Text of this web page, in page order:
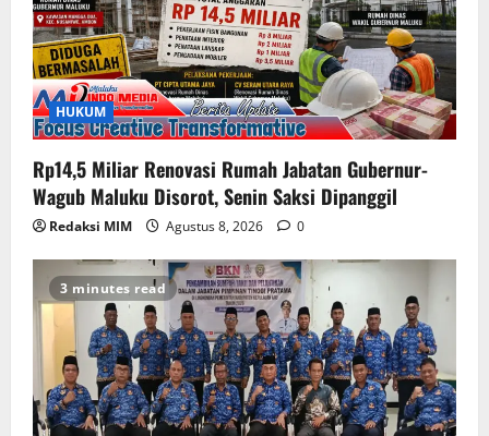
HUKUM
Rp14,5 Miliar Renovasi Rumah Jabatan Gubernur-
Wagub Maluku Disorot, Senin Saksi Dipanggil
Redaksi MIM Agustus 8, 2026 0
3 minutes read